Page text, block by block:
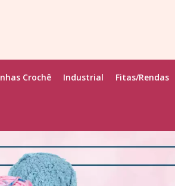
Crochê Industrial Fitas/Rendas